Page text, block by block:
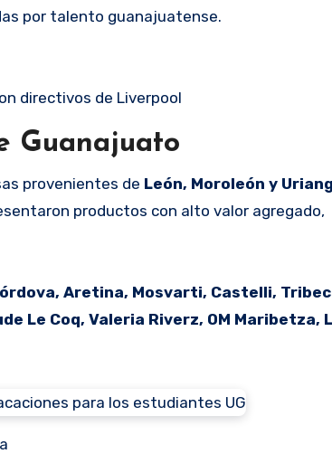
por talento guanajuatense.
directivos de Liverpool
Guanajuato
provenientes de León, Moroleón y
productos con alto valor agregado,
Aretina, Mosvarti, Castelli,
Le Coq, Valeria Riverz, OM Maribetza,